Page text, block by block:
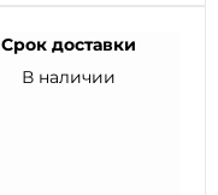
Срок доставки
В наличии